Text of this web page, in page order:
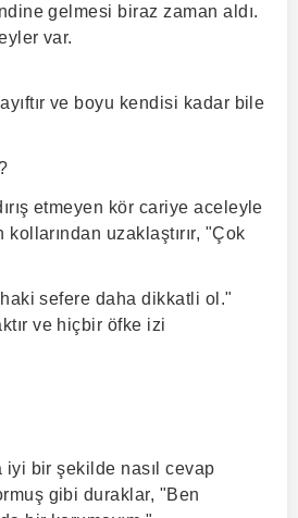
gelmesi biraz zaman aldı.
var.
ve boyu kendisi kadar bile
etmeyen kör cariye aceleyle
kollarından uzaklaştırır, "Çok
sefere daha dikkatli ol."
ve hiçbir öfke izi
bir şekilde nasıl cevap
gibi duraklar, "Ben